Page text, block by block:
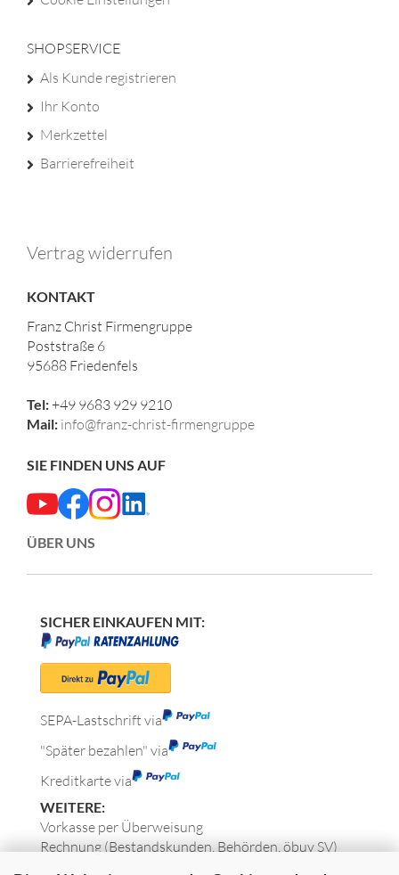
SHOPSERVICE
Als Kunde registrieren
Ihr Konto
Merkzettel
Barrierefreiheit
Vertrag widerrufen
KONTAKT
Franz Christ Firmengruppe
Poststraße 6
95688 Friedenfels
Tel:+49 9683 929 9210
Mail: info@franz-christ-firmengruppe
SIE FINDEN UNS AUF
ÜBER UNS
SICHER EINKAUFEN MIT:
SEPA-Lastschrift via
"Später bezahlen" via
Kreditkarte via
WEITERE:
Vorkasse per Überweisung
Rechnung (Bestandskunden, Behörden, öbuv SV)